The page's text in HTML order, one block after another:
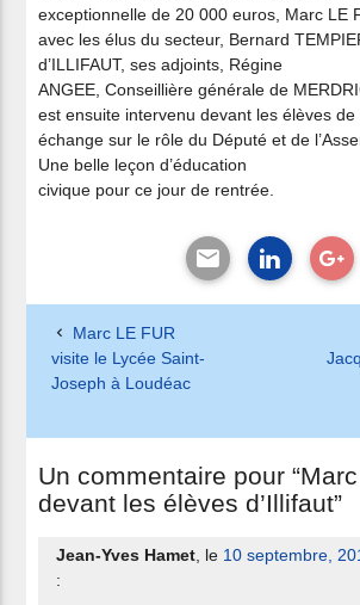
exceptionnelle de 20 000 euros, Marc LE
avec les élus du secteur, Bernard
d’ILLIFAUT, ses adjoints, Régine
ANGEE, Conseillière générale de
est ensuite intervenu devant les élèves de
échange sur le rôle du Député et de
Une belle leçon d’éducation
civique pour ce jour de rentrée.
Marc LE FUR
visite le Lycée Saint-
Joseph à Loudéac
Un commentaire pour
devant les élèves d’Illifaut”
Jean-Yves Hamet , le 10 septembre,
: